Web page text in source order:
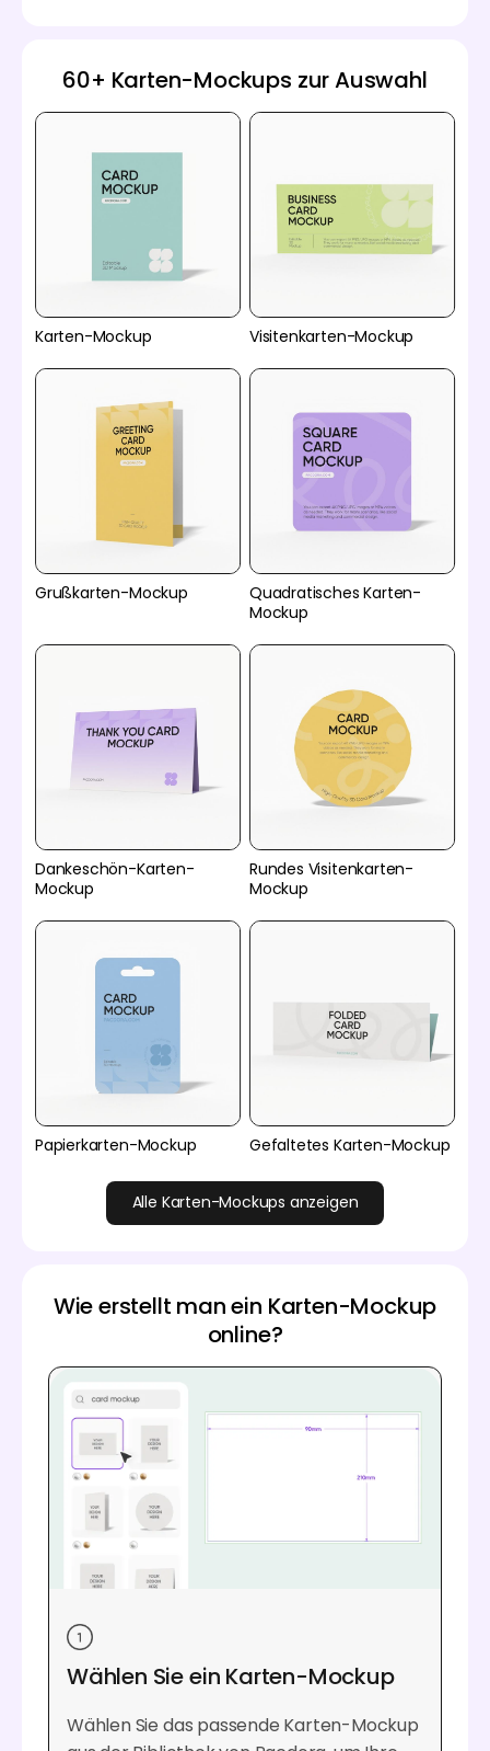
60+ Karten-Mockups zur Auswahl
Karten-Mockup Visitenkarten-Mockup
Grußkarten-Mockup
Quadratisches Karten-
Mockup
Dankeschön-Karten-
Mockup
Rundes Visitenkarten-
Mockup
Papierkarten-Mockup Gefaltetes Karten-Mockup
Alle Karten-Mockups anzeigen
Wie erstellt man ein Karten-Mockup
online?
Wählen Sie ein Karten-Mockup
Wählen Sie das passende Karten-Mockup